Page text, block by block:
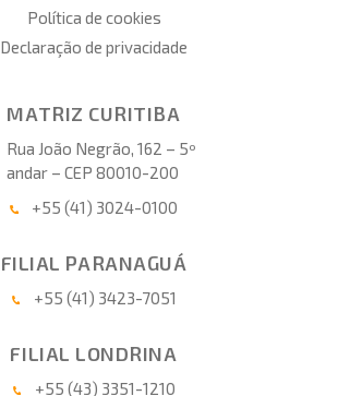
Política de cookies
Declaração de privacidade
MATRIZ CURITIBA
Rua João Negrão, 162 – 5º
andar – CEP 80010-200
+55 (41) 3024-0100
FILIAL PARANAGUÁ
+55 (41) 3423-7051
FILIAL LONDRINA
+55 (43) 3351-1210